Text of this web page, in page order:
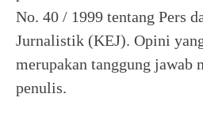
No. 40 / 1999 tentang Pers
Jurnalistik (KEJ). Opini
merupakan tanggung jawab
penulis.